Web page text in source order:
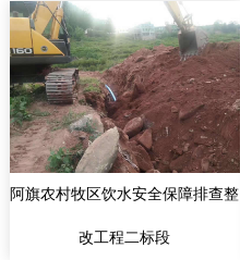
阿旗农村牧区饮水安全保障排查整
改工程二标段